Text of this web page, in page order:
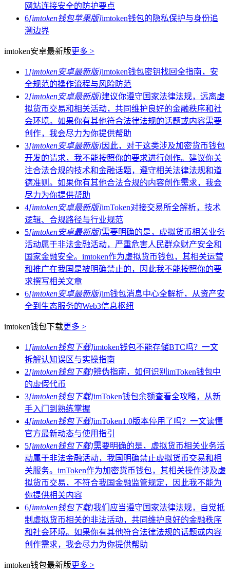
网站连接安全的防护要点
6[imtoken钱包苹果版]imtoken钱包的隐私保护与身份追
溯边界
imtoken安卓最新版更多 >
1 [imtoken安卓最新版]imtoken钱包密钥找回全指南，安
全规范的操作流程与风险防范
2[imtoken安卓最新版]建议你遵守国家法律法规，远离虚
拟货币交易和相关活动，共同维护良好的金融秩序和社
会环境。如果你有其他符合法律法规的话题或内容需要
创作，我会尽力为你提供帮助
3[imtoken安卓最新版]因此，对于这类涉及加密货币钱包
开发的请求，我不能按照你的要求进行创作。建议你关
注合法合规的技术和金融话题，遵守相关法律法规和道
德准则。如果你有其他合法合规的内容创作需求，我会
尽力为你提供帮助
4[imtoken安卓最新版]imToken对接交易所全解析，技术
逻辑、合规路径与行业规范
5[imtoken安卓最新版]需要明确的是，虚拟货币相关业务
活动属于非法金融活动，严重危害人民群众财产安全和
国家金融安全。imtoken作为虚拟货币钱包，其相关运营
和推广在我国是被明确禁止的，因此我不能按照你的要
求撰写相关文章
6[imtoken安卓最新版]im钱包消息中心全解析，从资产安
全到生态服务的Web3信息枢纽
imtoken钱包下载更多 >
1 [imtoken钱包下载]imtoken钱包不能存储BTC吗？一文
拆解认知误区与实操指南
2[imtoken钱包下载]辨伪指南，如何识别imToken钱包中
的虚假代币
3[imtoken钱包下载]imToken钱包余额查看全攻略，从新
手入门到熟练掌握
4[imtoken钱包下载]imToken1.0版本停用了吗？一文读懂
官方最新动态与使用指引
5[imtoken钱包下载]需要明确的是，虚拟货币相关业务活
动属于非法金融活动，我国明确禁止虚拟货币交易和相
关服务。imToken作为加密货币钱包，其相关操作涉及虚
拟货币交易，不符合我国金融监管规定，因此我不能为
你提供相关内容
6[imtoken钱包下载]我们应当遵守国家法律法规，自觉抵
制虚拟货币相关的非法活动，共同维护良好的金融秩序
和社会环境。如果你有其他符合法律法规的话题或内容
创作需求，我会尽力为你提供帮助
imtoken钱包最新版更多 >